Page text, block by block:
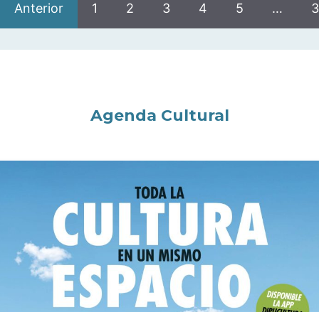
Anterior 1 2 3 4 5 …
Agenda Cultural